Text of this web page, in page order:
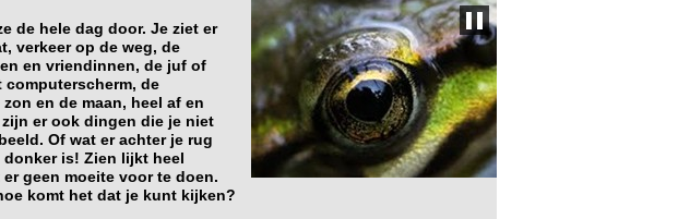
de hele dag door. Je ziet er
verkeer op de weg, de
en vriendinnen, de juf of
computerscherm, de
en de maan, heel af en
er ook dingen die je niet
Of wat er achter je rug
donker is! Zien lijkt heel
geen moeite voor te doen.
komt het dat je kunt kijken?